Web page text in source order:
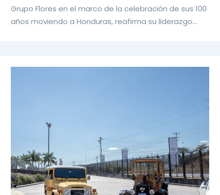
Grupo Flores en el marco de la celebración de sus 100
años moviendo a Honduras, reafirma su liderazgo